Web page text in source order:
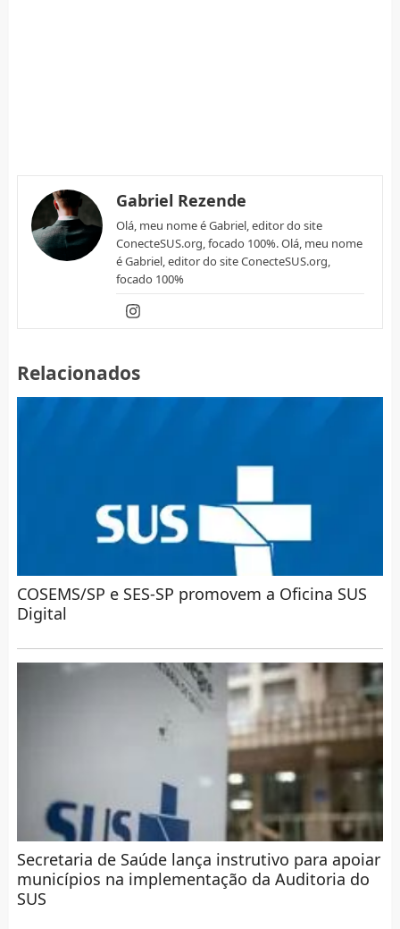
Gabriel Rezende
Olá, meu nome é Gabriel, editor do site
ConecteSUS.org, focado 100%. Olá, meu nome
é Gabriel, editor do site ConecteSUS.org,
focado 100%
Relacionados
COSEMS/SP e SES-SP promovem a Oficina SUS
Digital
Secretaria de Saúde lança instrutivo para apoiar
municípios na implementação da Auditoria do
SUS